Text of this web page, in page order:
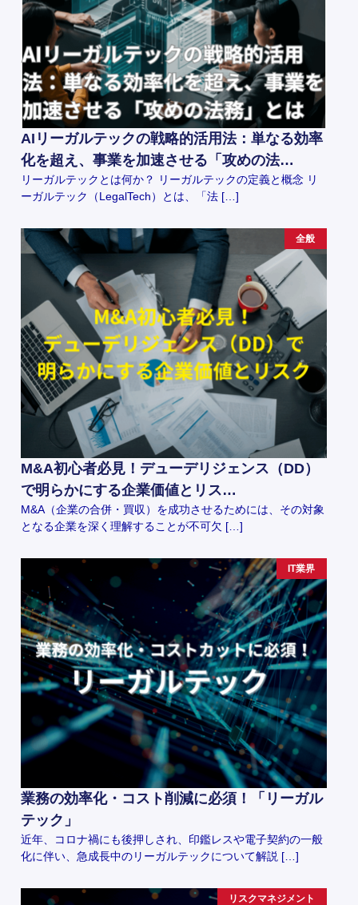
AIリーガルテックの戦略的活用法：単なる効率
化を超え、事業を加速させる「攻めの法…
リーガルテックとは何か？ リーガルテックの定義と概念 リ
ーガルテック（LegalTech）とは、「法 […]
全般
M&A初心者必見！デューデリジェンス（DD）
で明らかにする企業価値とリス…
M&A（企業の合併・買収）を成功させるためには、その対象
となる企業を深く理解することが不可欠 […]
IT業界
業務の効率化・コスト削減に必須！「リーガル
テック」
近年、コロナ禍にも後押しされ、印鑑レスや電子契約の一般
化に伴い、急成長中のリーガルテックについて解説 […]
リスクマネジメント